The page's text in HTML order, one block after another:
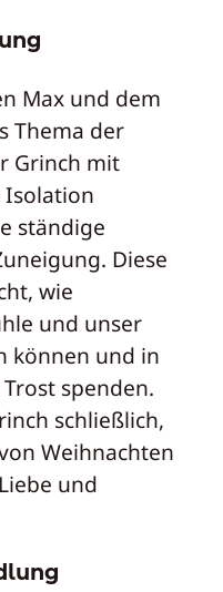
Max und dem
Thema der
Grinch mit
Isolation
ständige
Diese
wie
und unser
können und in
spenden.
schließlich,
Weihnachten
und